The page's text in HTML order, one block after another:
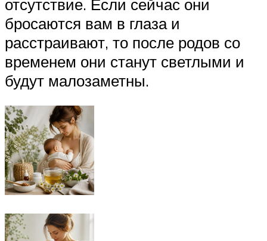
отсутствие. Если сейчас они
бросаются вам в глаза и
расстраивают, то после родов со
временем они станут светлыми и
будут малозаметны.